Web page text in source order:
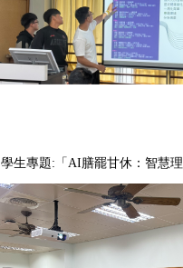
學生專題:「AI膳罷甘休：智慧理